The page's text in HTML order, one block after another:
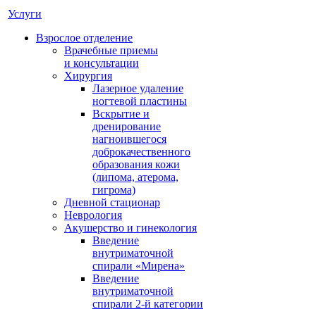
Услуги
Взрослое отделение
Врачебные приемы
и консультации
Хирургия
Лазерное удаление
ногтевой пластины
Вскрытие и
дренирование
нагноившегося
доброкачественного
образования кожи
(липома, атерома,
гигрома)
Дневной стационар
Неврология
Акушерство и гинекология
Введение
внутриматочной
спирали «Мирена»
Введение
внутриматочной
спирали 2-й категории